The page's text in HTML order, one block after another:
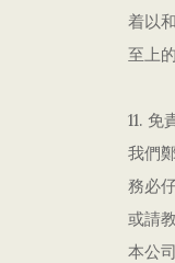
着以
至上
11. 免
我們
務必
或請
本公